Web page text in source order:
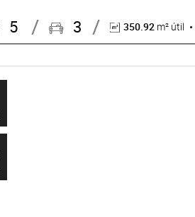
5 3 350.92 m² útil